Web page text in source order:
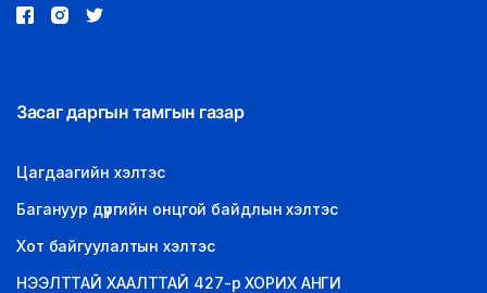
Засаг даргын тамгын газар
Цагдаагийн хэлтэс
Багануур дүүргийн онцгой байдлын хэлтэс
Хот байгуулалтын хэлтэс
НЭЭЛТТАЙ ХААЛТТАЙ 427-р ХОРИХ АНГИ